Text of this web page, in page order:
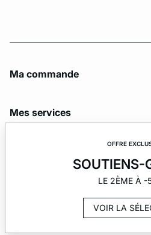
OFFRE
SOUTIENS-
LE 2ÈME À
VOIR LA
Ma commande
Mes services
© Copyright 2026 Etam.